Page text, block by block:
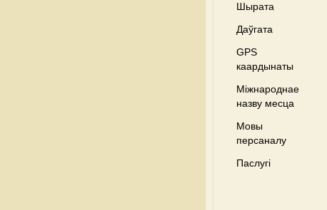
Шырата
Даўгата
GPS
каардынаты
Міжнароднае
назву месца
Мовы
персаналу
Паслугі